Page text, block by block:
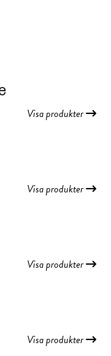
Visa produkter
Visa produkter
Visa produkter
Visa produkter